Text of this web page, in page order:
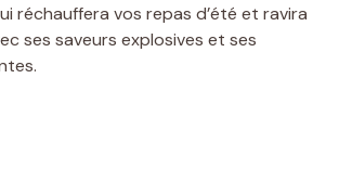
réchauffera vos repas d’été et ravira
ses saveurs explosives et ses